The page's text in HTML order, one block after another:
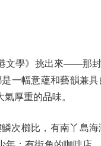
學》挑出來——那封
一幅意蘊和藝韻兼
厚重的品味。
櫛比，有南丫島